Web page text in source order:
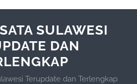
SULAWESI
DAN
Terupdate dan Terlengkap